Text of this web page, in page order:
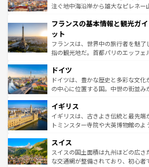
ピザやパスタなど、絶品のイタリア
ませてくれるイタリアで、忘れられ
なお、新着のイタリア情報は
しい。
注ぐ地中海沿岸から雄大なピレネー
文化が根付くこの国では、情熱的な
れる闘牛、そして美味しいタパスが
る。首都マドリードの洗練された雰
アートに溢れた街角から、地方では
せる。地方によって風土や気候が異
性で訪れる人を
ンテンツ一覧を参照してほしい。
フランスの基本情報と観光ガ
ット
フランスは、世界中の旅行者を魅了
指の観光地だ。首都パリのエッフェ
で、幅広い魅力が詰まっている。華
聖堂、美しいビーチ、そして豊かな
から魅了する。また、フランスは美
いる。シャンパンの発祥地であるラ
香り高いラベンダー畑など、多彩な
らに、パリ以外の地域にも魅力が溢
れる地方に足を運ぶとそれぞれで全
きるだろう。 なお、新着のフラ
を参照してほしい。
ドイツ
ドイツは、豊かな歴史と多彩な文
の中心に位置する国。中世の街並み
顔を持つこの国は、どこを歩いても
ルリンの文化的活気、バイエルン州
してライン川沿いのワイン畑といっ
は、お酒好きな人にはぜひ体験してほしい。 な
ドイツ情報はコンテンツ一覧を参照
イギリス
イギリスは、古きよき伝統と最先端
トミンスター寺院や大英博物館のよ
リアごとに異なる魅力がある。また
ティー、ビール好きにはたまらな
戦など、本場だからこそできる体験
スイス
スイスの国土面積は九州ほどの広
な交通網が整備されており、初心者